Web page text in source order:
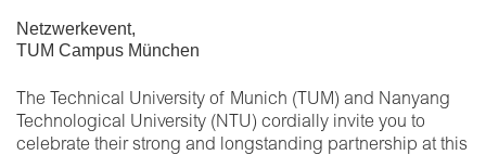
Netzwerkevent,
TUM Campus München
The Technical University of Munich (TUM) and Nanyang
Technological University (NTU) cordially invite you to
celebrate their strong and longstanding partnership at this